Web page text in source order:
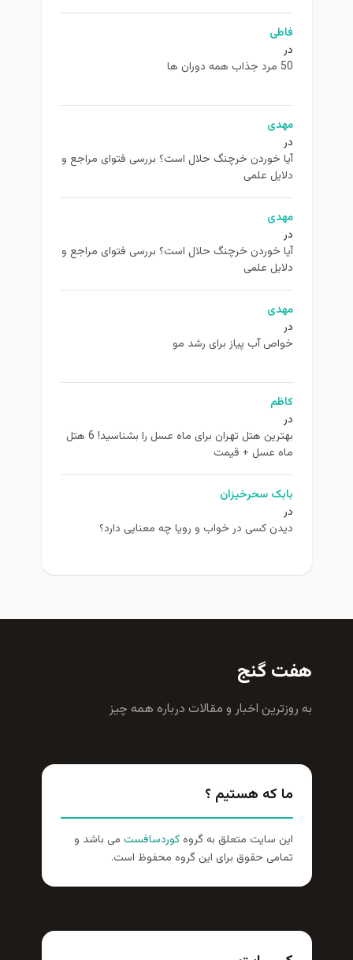
فاطی
در
50 مرد جذاب همه دوران ها
مهدی
در
آیا خوردن خرچنگ حلال است؟ بررسی فتوای مراجع و
دلایل علمی
مهدی
در
آیا خوردن خرچنگ حلال است؟ بررسی فتوای مراجع و
دلایل علمی
مهدی
در
خواص آب پیاز برای رشد مو
کاظم
در
بهترین هتل تهران برای ماه عسل را بشناسید! 6 هتل
ماه عسل + قیمت
بابک سحرخیزان
در
دیدن کسی در خواب و رویا چه معنایی دارد؟
هفت گنج
به روزترين اخبار و مقالات درباره همه چيز
ما که هستیم ؟
این سایت متعلق به گروهکوردسافست می باشد و
تمامی حقوق برای این گروه محفوظ است.